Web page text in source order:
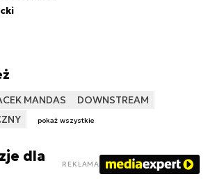
MANDAS
DOWNSTREAM
pokaż wszystkie
dla
REKLAMA